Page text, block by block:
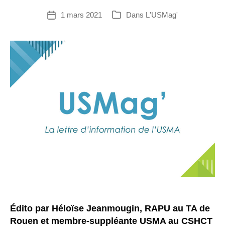
Date1 mars 2021 Catégories
Dans L'USMag'
Édito par Héloïse Jeanmougin, RAPU au TA de
Rouen et membre-suppléante USMA au CSHCT